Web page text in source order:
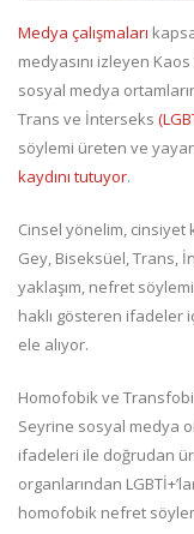
Medya çalışmaları
medyasını izleyen
sosyal medya
Trans ve İnterseks
söylemi üreten ve
kaydını tutuyor.
Cinsel yönelim, cinsiyet
Gey, Biseksüel, Trans,
yaklaşım, nefret
haklı gösteren ifadeler
ele alıyor.
Homofobik ve
Seyrine sosyal medya
ifadeleri ile doğrudan
organlarından
homofobik nefret